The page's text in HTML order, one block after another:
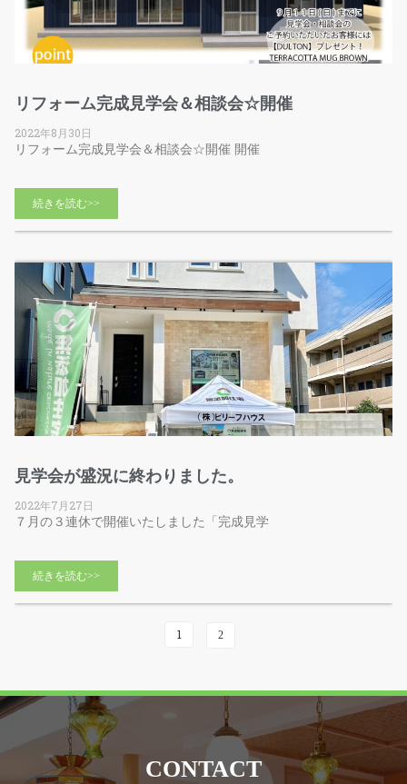
リフォーム完成見学会＆相談会☆開催
2022年8月30日
リフォーム完成見学会＆相談会☆開催 開催
続きを読む>>
見学会が盛況に終わりました。
2022年7月27日
７月の３連休で開催いたしました「完成見学
続きを読む>>
1 2
CONTACT